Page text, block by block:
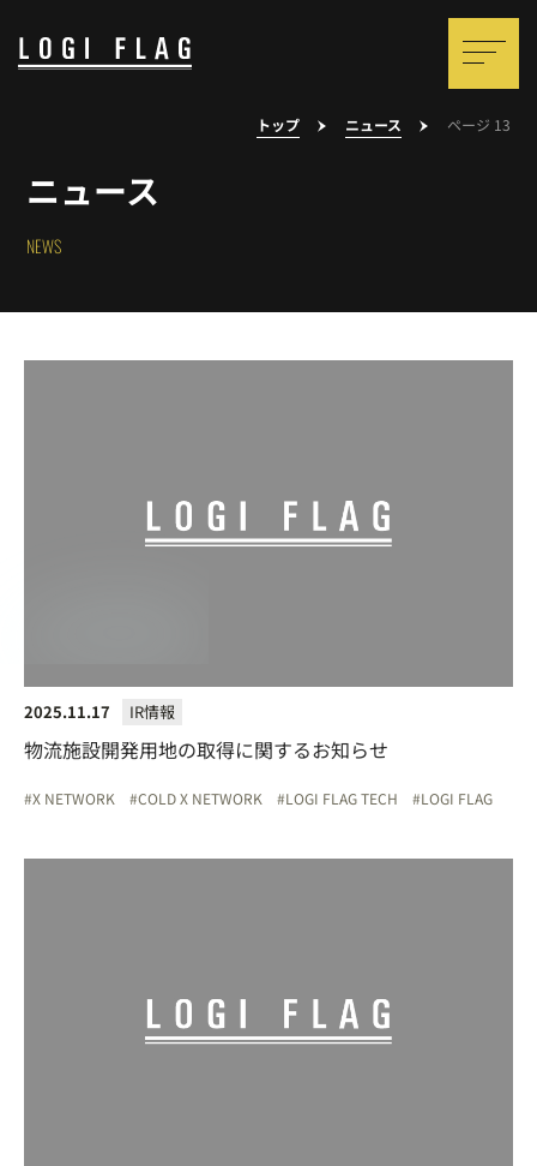
トップ ニュース ページ 13
ニュース
NEWS
2025.11.17 IR情報
物流施設開発用地の取得に関するお知らせ
X NETWORK COLD X NETWORK LOGI FLAG TECH LOGI FLAG